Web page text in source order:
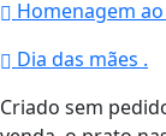
Homenagem
Dia das mães .
Criado sem